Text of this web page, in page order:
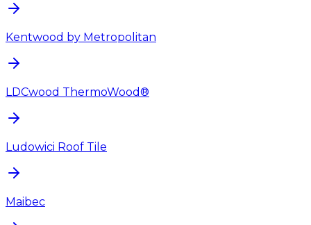
Kentwood by Metropolitan
LDCwood ThermoWood®
Ludowici Roof Tile
Maibec